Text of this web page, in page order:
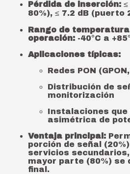
Pérdida de inserción:≤
80%), ≤ 7.2 dB (puerto
Rango de
operación:-40°C a
Aplicaciones típicas:
Redes PON
Distribución de
monitorización
Instalaciones que
asimétrica de
Ventaja principal:
porción de señal
servicios
mayor parte (80%) se
final.